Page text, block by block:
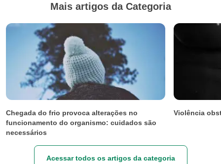
Mais artigos da Categoria
Chegada do frio provoca alterações no
funcionamento do organismo: cuidados são
necessários
Violência
Acessar todos os artigos da categoria